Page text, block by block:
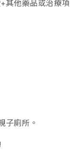
其他藥品或治療項
子廁所。